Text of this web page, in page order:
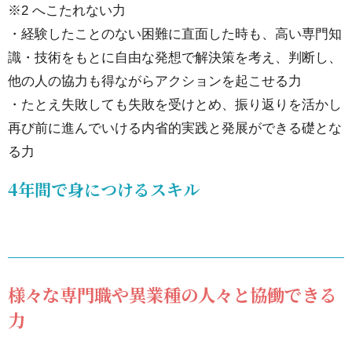
つ
け
る
ス
キ
ル
様々
や異
の
※2 へこたれない力
・経験したことのない困難に直面した時も、高い専門知
識・技術をもとに自由な発想で解決策を考え、判断し、
他の人の協力も得ながらアクションを起こせる力
・たとえ失敗しても失敗を受けとめ、振り返りを活かし
再び前に進んでいける内省的実践と発展ができる礎とな
る力
4年間で身につけるスキル
様々な専門職や異業種の人々と協働できる
力